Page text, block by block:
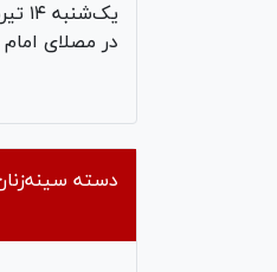
یک‌شنبه ۱۴ تیرماه ۱۴۰۵؛ ساعت ۶ صبح
در مصلای
دسته